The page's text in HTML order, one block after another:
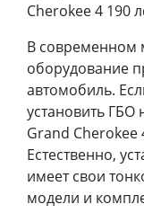
Cherokee 4 190
В современном
оборудование
автомобиль.
установить ГБО
Grand
Естественно,
имеет свои
модели и